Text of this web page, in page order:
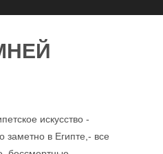
искусство -
заметно в Египте,- все